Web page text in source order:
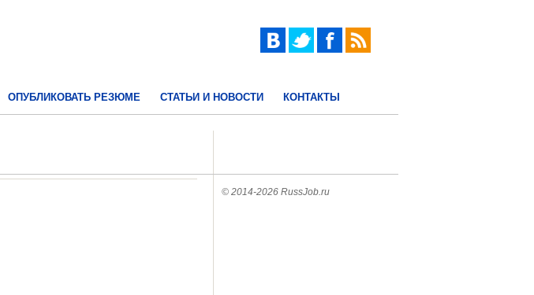
ОПУБЛИКОВАТЬ РЕЗЮМЕ СТАТЬИ И НОВОСТИ КОНТАКТЫ
© 2014-2026 RussJob.ru